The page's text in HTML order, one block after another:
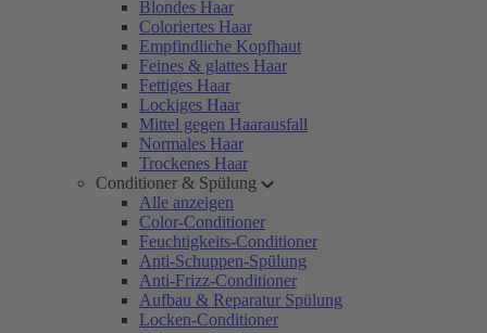
Blondes Haar
Coloriertes Haar
Empfindliche Kopfhaut
Feines & glattes Haar
Fettiges Haar
Lockiges Haar
Mittel gegen Haarausfall
Normales Haar
Trockenes Haar
Conditioner & Spülung
Alle anzeigen
Color-Conditioner
Feuchtigkeits-Conditioner
Anti-Schuppen-Spülung
Anti-Frizz-Conditioner
Aufbau & Reparatur Spülung
Locken-Conditioner